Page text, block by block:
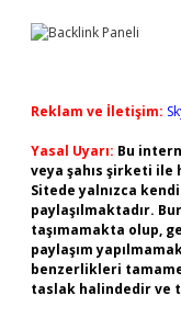
Reklam ve İletişim:
Yasal Uyarı: Bu
veya şahıs şirketi ile
Sitede yalnızca
paylaşılmaktadır.
taşımamakta olup,
paylaşım
benzerlikleri
taslak halindedir ve